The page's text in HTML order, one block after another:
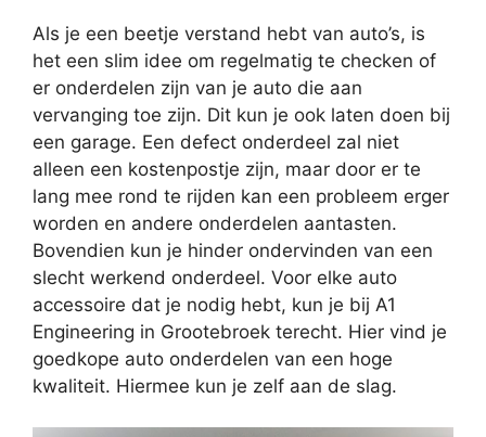
Als je een beetje verstand hebt van auto’s, is
het een slim idee om regelmatig te checken of
er onderdelen zijn van je auto die aan
vervanging toe zijn. Dit kun je ook laten doen bij
een garage. Een defect onderdeel zal niet
alleen een kostenpostje zijn, maar door er te
lang mee rond te rijden kan een probleem erger
worden en andere onderdelen aantasten.
Bovendien kun je hinder ondervinden van een
slecht werkend onderdeel. Voor elke auto
accessoire dat je nodig hebt, kun je bij A1
Engineering in Grootebroek terecht. Hier vind je
goedkope auto onderdelen van een hoge
kwaliteit. Hiermee kun je zelf aan de slag.